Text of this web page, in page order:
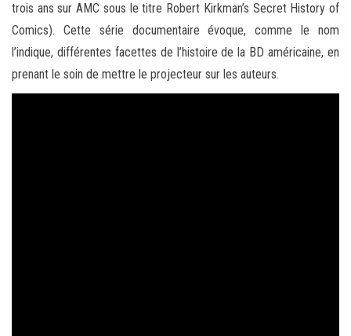
trois ans sur AMC sous le titre Robert Kirkman’s Secret History of
Comics). Cette série documentaire évoque, comme le nom
l’indique, différentes facettes de l’histoire de la BD américaine, en
prenant le soin de mettre le projecteur sur les auteurs.